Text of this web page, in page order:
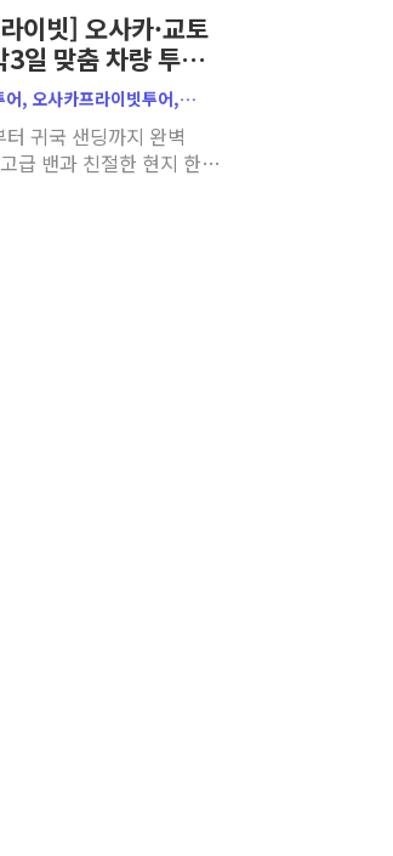
이빗] 오사카·교토
3일 맞춤 차량 투어
/샌딩 + 한인
어, 오사카프라이빗투어,
행, 오사카자유여행,
, 오사카단체여행,
본여행
귀국 샌딩까지 완벽
급 밴과 친절한 현지 한인
대중교통 스트레스 없이